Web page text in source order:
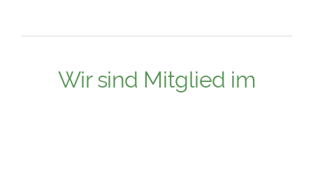
Wir sind Mitglied im